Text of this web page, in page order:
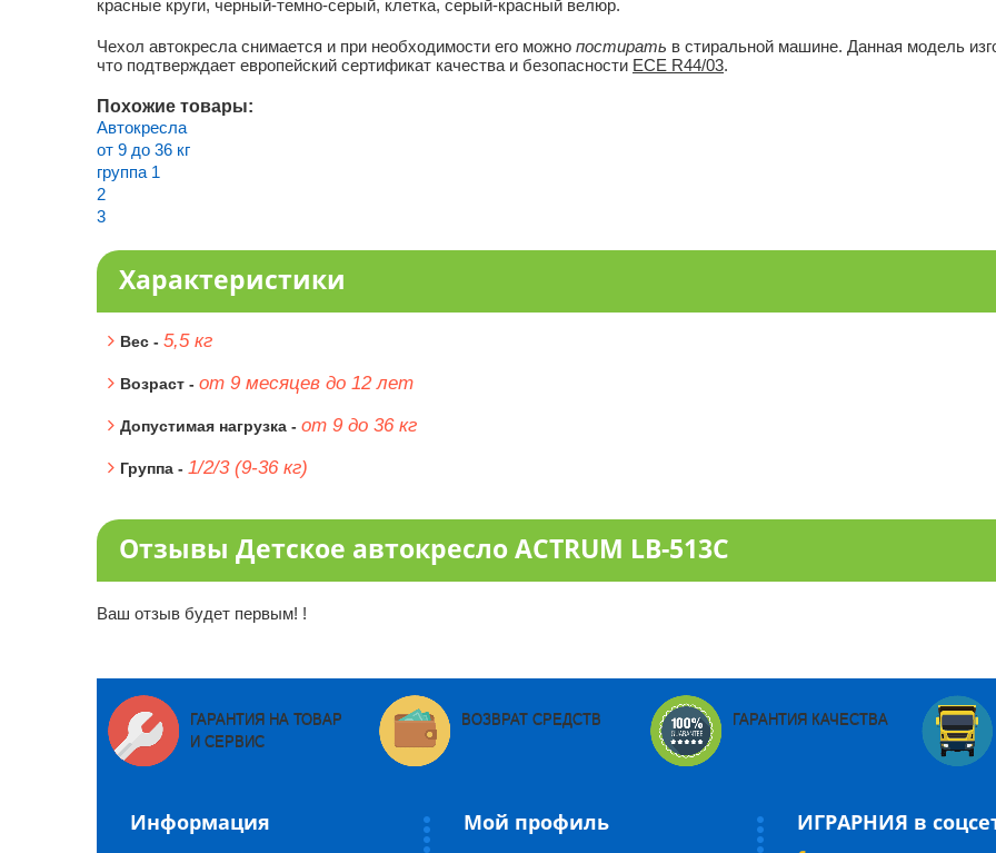
красные круги, черный-темно-серый, клетка, серый-красный велюр.
Чехол автокресла снимается и при необходимости его можно постирать в стиральной машине. Данная модель
что подтверждает европейский сертификат качества и безопасности ЕСЕ R44/03.
Похожие товары:
Автокресла
от 9 до 36 кг
группа 1
2
3
Характеристики
Вес - 5,5 кг
Возраст - от 9 месяцев до 12 лет
Допустимая нагрузка - от 9 до 36 кг
Группа - 1/2/3 (9-36 кг)
Отзывы Детское автокресло ACTRUM LB-513C
Ваш отзыв будет первым! !
ГАРАНТИЯ НА ТОВАР
И СЕРВИС
ВОЗВРАТ СРЕДСТВ ГАРАНТИЯ КАЧЕСТВА
Информация Мой профиль ИГРАРНИЯ в